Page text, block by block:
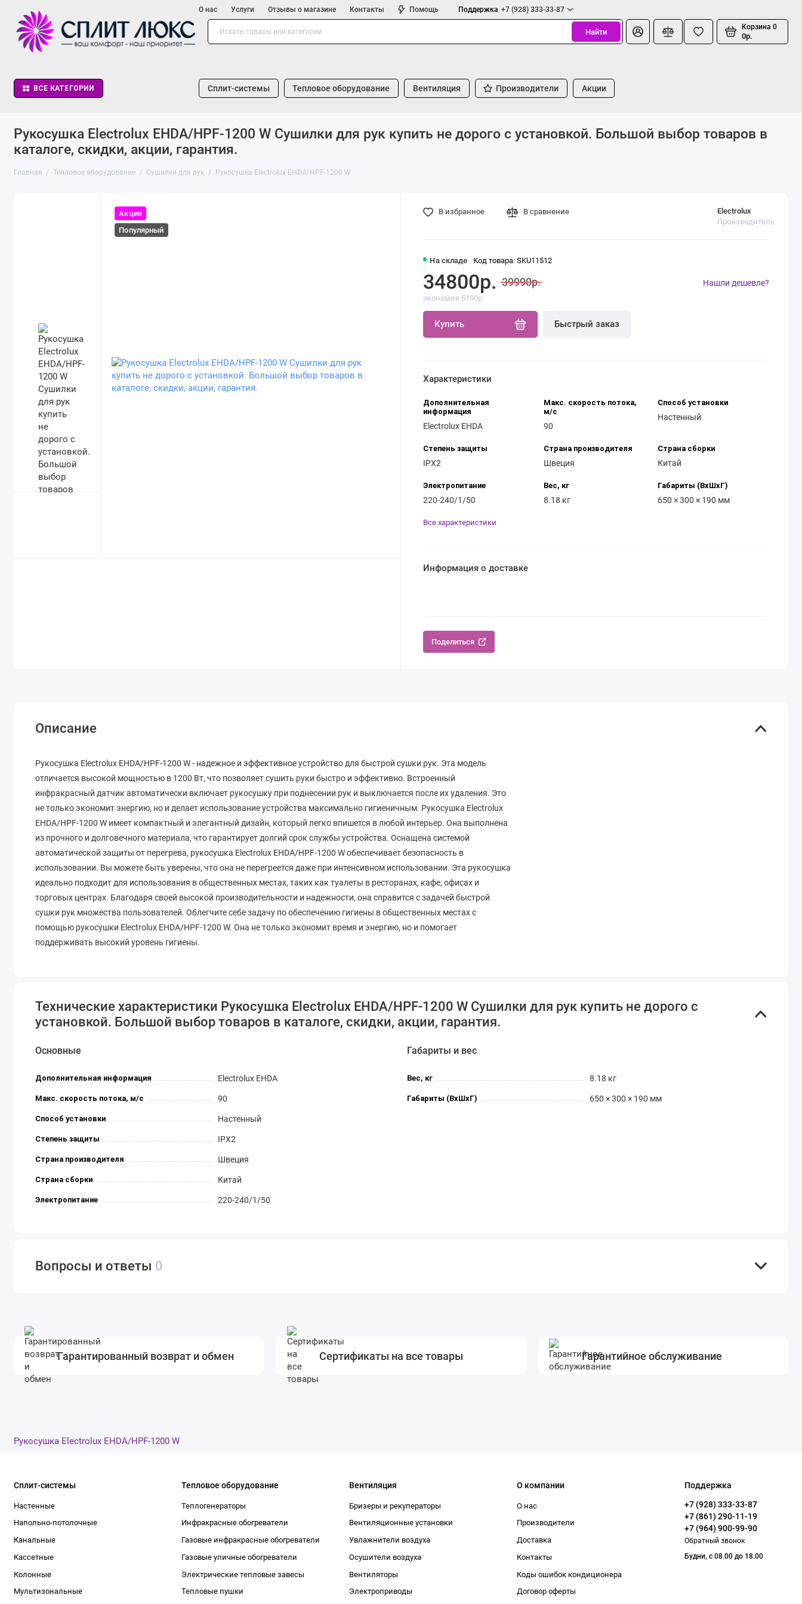
О нас Услуги Отзывы о магазине Контакты Помощь Поддержка +7 (928) 333-33-87
Найти
Корзина 0
0р.
ВСЕ КАТЕГОРИИ Сплит-системы Тепловое оборудование Вентиляция Производители Акции
Рукосушка Electrolux EHDA/HPF-1200 W Сушилки для рук купить не дорого с установкой. Большой выбор товаров в
каталоге, скидки, акции, гарантия.
Главная Тепловое оборудование Сушилки для рук Рукосушка Electrolux EHDA/HPF-1200 W
Акция
Популярный
На складе Код товара: SKU11512
Electrolux
Производитель
34800р. 39990р.
экономия 5190р.
Купить Быстрый заказ
Нашли дешевле?
В избранное В сравнение
Характеристики
Дополнительная
информация
Electrolux EHDA
Макс. скорость потока,
м/с
90
Способ установки
Настенный
Степень защиты
IPX2
Страна производителя
Швеция
Страна сборки
Китай
Электропитание
220-240/1/50
Вес, кг
8.18 кг
Габариты (ВхШхГ)
650 × 300 × 190 мм
Все характеристики
Информация о доставке
Поделиться
Описание
Рукосушка Electrolux EHDA/HPF-1200 W - надежное и эффективное устройство для быстрой сушки рук. Эта модель
отличается высокой мощностью в 1200 Вт, что позволяет сушить руки быстро и эффективно. Встроенный
инфракрасный датчик автоматически включает рукосушку при поднесении рук и выключается после их удаления. Это
не только экономит энергию, но и делает использование устройства максимально гигиеничным. Рукосушка Electrolux
EHDA/HPF-1200 W имеет компактный и элегантный дизайн, который легко впишется в любой интерьер. Она выполнена
из прочного и долговечного материала, что гарантирует долгий срок службы устройства. Оснащена системой
автоматической защиты от перегрева, рукосушка Electrolux EHDA/HPF-1200 W обеспечивает безопасность в
использовании. Вы можете быть уверены, что она не перегреется даже при интенсивном использовании. Эта рукосушка
идеально подходит для использования в общественных местах, таких как туалеты в ресторанах, кафе, офисах и
торговых центрах. Благодаря своей высокой производительности и надежности, она справится с задачей быстрой
сушки рук множества пользователей. Облегчите себе задачу по обеспечению гигиены в общественных местах с
помощью рукосушки Electrolux EHDA/HPF-1200 W. Она не только экономит время и энергию, но и помогает
поддерживать высокий уровень гигиены.
Технические характеристики Рукосушка Electrolux EHDA/HPF-1200 W Сушилки для рук купить не дорого с
установкой. Большой выбор товаров в каталоге, скидки, акции, гарантия.
Основные
Дополнительная информация Electrolux EHDA
Макс. скорость потока, м/с 90
Способ установки Настенный
Степень защиты IPX2
Страна производителя Швеция
Страна сборки Китай
Электропитание 220-240/1/50
Габариты и вес
Вес, кг 8.18 кг
Габариты (ВхШхГ) 650 × 300 × 190 мм
Вопросы и ответы 0
Гарантированный возврат и обмен Сертификаты на все товары Гарантийное обслуживание
Рукосушка Electrolux EHDA/HPF-1200 W
Сплит-системы
Настенные
Напольно-потолочные
Канальные
Кассетные
Колонные
Мультизональные
Тепловое оборудование
Теплогенераторы
Инфракрасные обогреватели
Газовые инфракрасные обогреватели
Газовые уличные обогреватели
Электрические тепловые завесы
Тепловые пушки
Вентиляция
Бризеры и рекуператоры
Вентиляционные установки
Увлажнители воздуха
Осушители воздуха
Вентиляторы
Электроприводы
О компании
О нас
Производители
Доставка
Контакты
Коды ошибок кондиционера
Договор оферты
Поддержка
+7 (928) 333-33-87
+7 (861) 290-11-19
+7 (964) 900-99-90
Обратный звонок
Будни, с 08.00 до 18.00